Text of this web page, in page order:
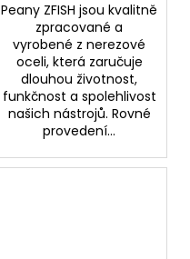
Peany ZFISH jsou kvalitně
zpracované a
vyrobené z nerezové
oceli, která zaručuje
dlouhou životnost,
funkčnost a spolehlivost
našich nástrojů. Rovné
provedení...